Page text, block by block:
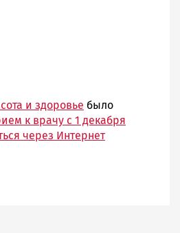
и здоровье было
к врачу с 1 декабря
через Интернет